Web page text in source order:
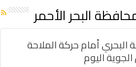
البحر الأحمر
البحري أمام حركة الملاحة
اليوم